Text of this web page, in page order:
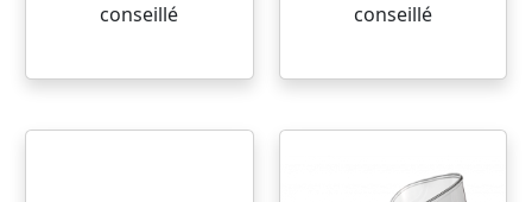
conseillé
conseillé